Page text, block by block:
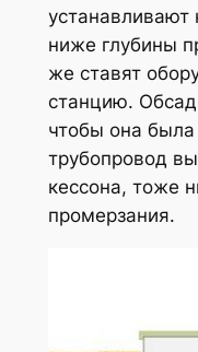
устанавливают
ниже глубины
же ставят
станцию.
чтобы она
трубопровод
кессона, тоже
промерзания.